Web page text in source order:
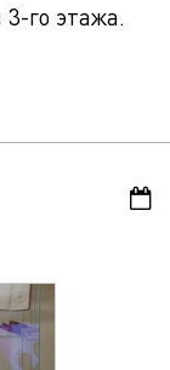
го этажа.